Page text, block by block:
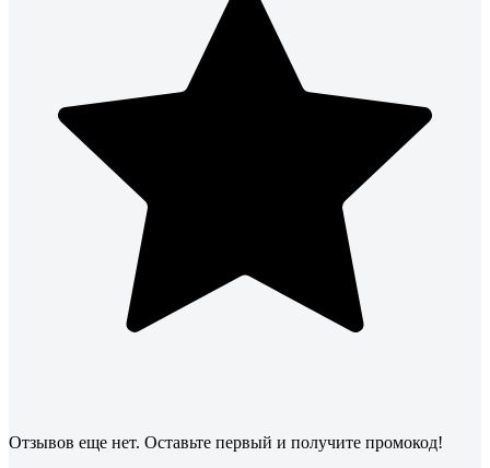
Отзывов еще нет. Оставьте первый и получите промокод!